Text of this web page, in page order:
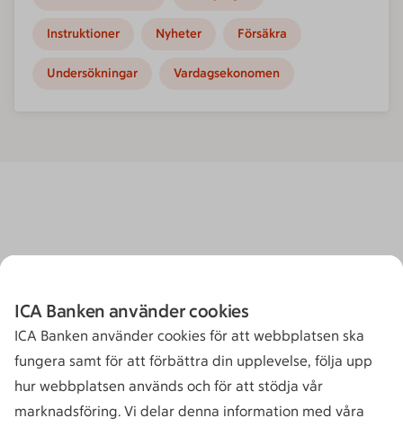
Instruktioner Nyheter Försäkra
Undersökningar Vardagsekonomen
ICA Banken använder cookies
ICA Banken använder cookies för att webbplatsen ska
fungera samt för att förbättra din upplevelse, följa upp
hur webbplatsen används och för att stödja vår
marknadsföring. Vi delar denna information med våra